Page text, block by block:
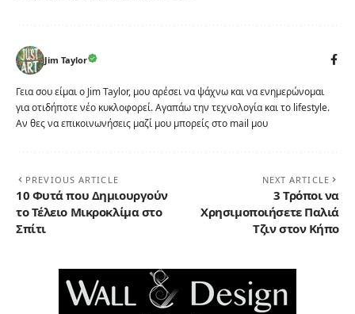
Jim Taylor
Γεια σου είμαι ο Jim Taylor, μου αρέσει να ψάχνω και να ενημερώνομαι
για οτιδήποτε νέο κυκλοφορεί. Αγαπάω την τεχνολογία και το lifestyle.
Αν θες να επικοινωνήσεις μαζί μου μπορείς στο mail μου
PREVIOUS ARTICLE
10 Φυτά που Δημιουργούν
το Τέλειο Μικροκλίμα στο
Σπίτι
NEXT ARTICLE
3 Τρόποι να
Χρησιμοποιήσετε Παλιά
Τζιν στον Κήπο